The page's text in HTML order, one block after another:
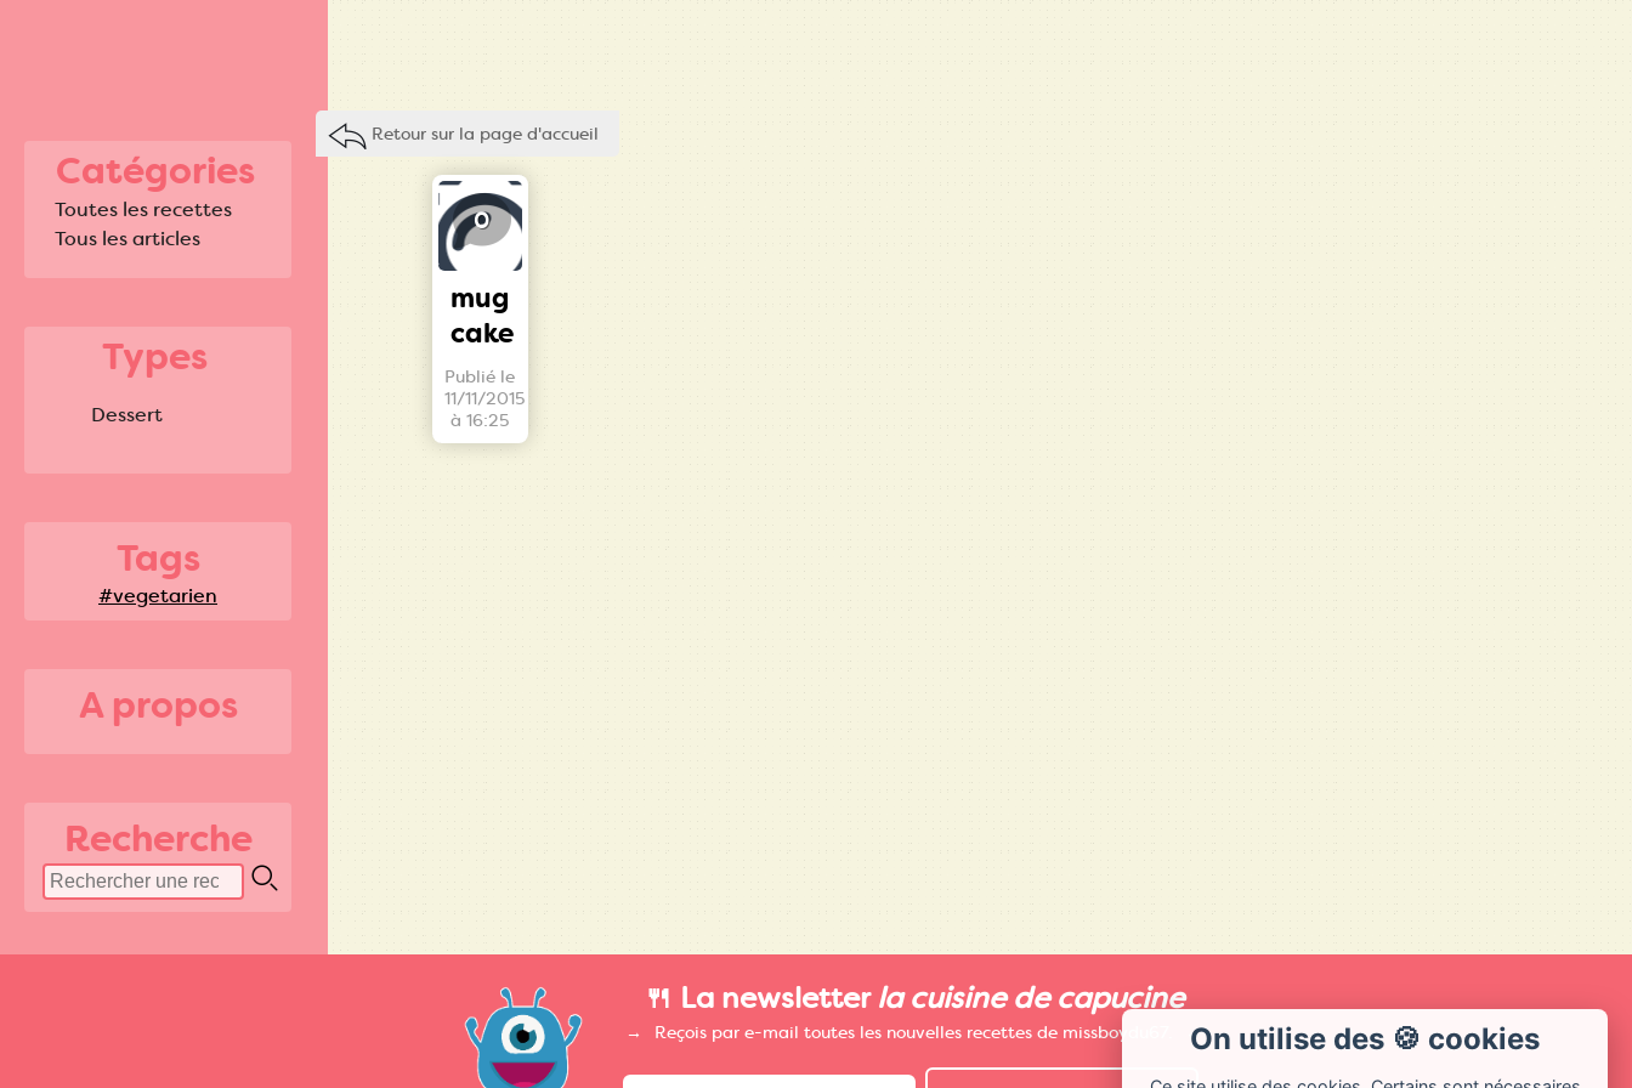
Catégories
Toutes les recettes
Tous les articles
Types
Dessert
Tags
#vegetarien
A propos
Recherche
Retour sur la page d'accueil
mug
cake
Publié le
11/11/2015
à 16:25
0
On utilise des 🍪 cookies
🍴 La newsletterla cuisine de capucine
Reçois par e-mail toutes les nouvelles recettes de missboydu67.